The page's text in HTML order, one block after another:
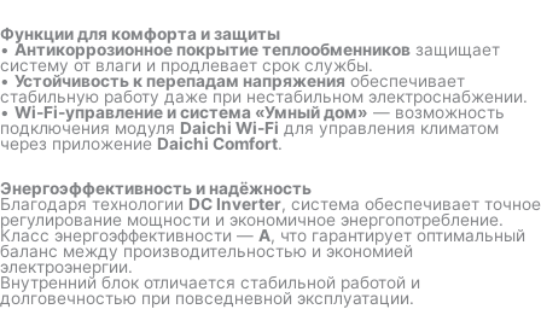
Функции для комфорта и защиты
• Антикоррозионное покрытие теплообменников защищает
систему от влаги и продлевает срок службы.
• Устойчивость к перепадам напряжения обеспечивает
стабильную работу даже при нестабильном электроснабжении.
• Wi-Fi-управление и система «Умный дом» — возможность
подключения модуля Daichi Wi-Fi для управления климатом
через приложение Daichi Comfort.
Энергоэффективность и надёжность
Благодаря технологии DC Inverter, система обеспечивает точное
регулирование мощности и экономичное энергопотребление.
Класс энергоэффективности — A, что гарантирует оптимальный
баланс между производительностью и экономией
электроэнергии.
Внутренний блок отличается стабильной работой и
долговечностью при повседневной эксплуатации.